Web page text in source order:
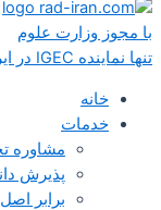
با مجوز وزارت علوم
تنها نماینده IGEC در ایران
خانه
خدمات
مشاوره
پذیرش
برابر